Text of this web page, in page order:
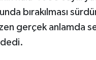
bırakılması
gerçek anlamda